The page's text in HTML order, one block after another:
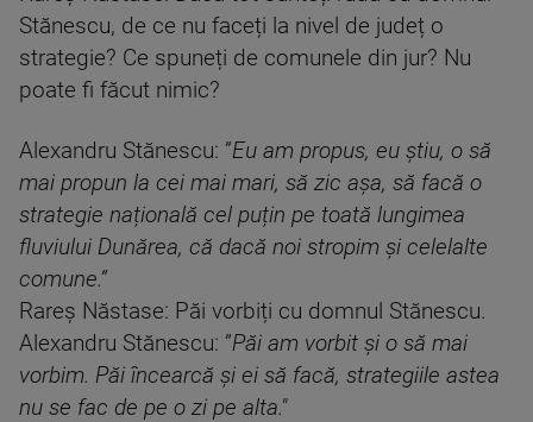
Stănescu, de ce nu faceți la nivel de județ o
strategie? Ce spuneți de comunele din jur? Nu
poate fi făcut nimic?
Alexandru Stănescu: ”Eu am propus, eu știu, o să
mai propun la cei mai mari, să zic așa, să facă o
strategie națională cel puțin pe toată lungimea
fluviului Dunărea, că dacă noi stropim și celelalte
comune.”
Rareș Năstase: Păi vorbiți cu domnul Stănescu.
Alexandru Stănescu: ”Păi am vorbit și o să mai
vorbim. Păi încearcă și ei să facă, strategiile astea
nu se fac de pe o zi pe alta."